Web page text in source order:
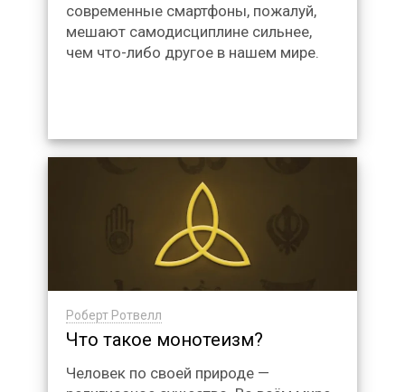
современные смартфоны, пожалуй,
мешают самодисциплине сильнее,
чем что-либо другое в нашем мире.
Роберт Ротвелл
Что такое монотеизм?
Человек по своей природе —